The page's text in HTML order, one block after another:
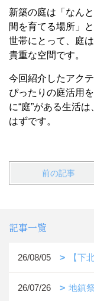
新築の庭は「なん
間を育てる場所」
世帯にとって、庭
貴重な空間です。
今回紹介したアク
ぴったりの庭活用
に“庭”がある生活
はずです。
前の記事
記事一覧
26/08/05 【下
26/07/26 地鎮